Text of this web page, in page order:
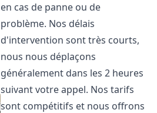
en cas de panne ou de
problème. Nos délais
d'intervention sont très courts,
nous nous déplaçons
généralement dans les 2 heures
suivant votre appel. Nos tarifs
sont compétitifs et nous offrons